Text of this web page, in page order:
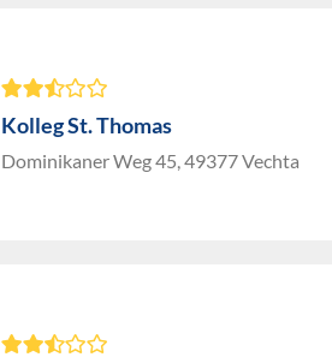
Kolleg St. Thomas
Dominikaner Weg 45, 49377 Vechta